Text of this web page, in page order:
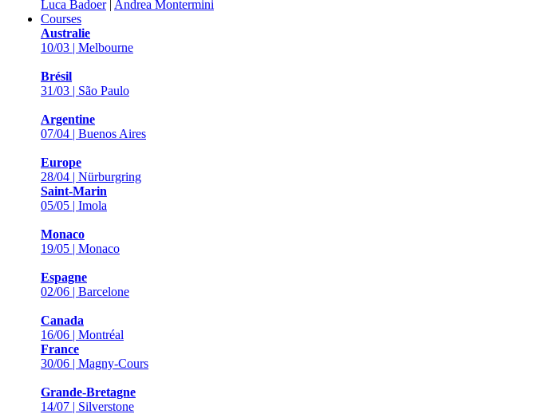
Luca Badoer| Andrea Montermini
Courses
Australie
10/03 | Melbourne
Brésil
31/03 | São Paulo
Argentine
07/04 | Buenos Aires
Europe
28/04 | Nürburgring
Saint-Marin
05/05 | Imola
Monaco
19/05 | Monaco
Espagne
02/06 | Barcelone
Canada
16/06 | Montréal
France
30/06 | Magny-Cours
Grande-Bretagne
14/07 | Silverstone